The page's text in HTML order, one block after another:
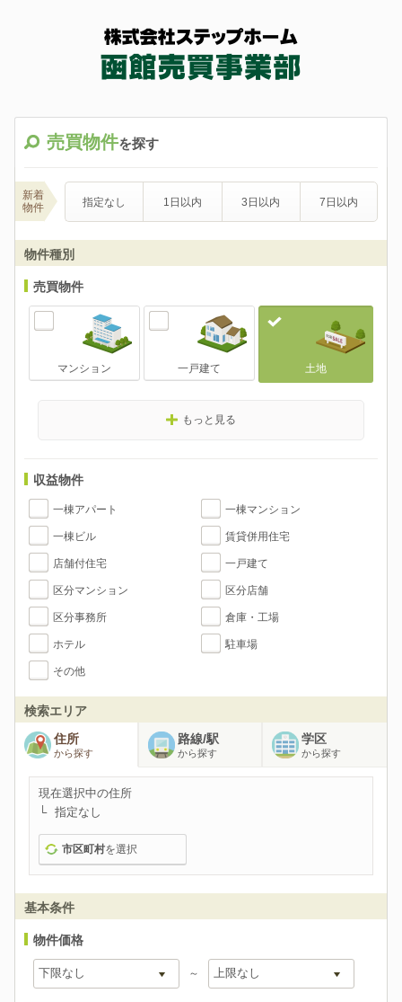
売買物件を探す
新着
物件
指定なし 1日以内 3日以内 7日以内
物件種別
売買物件
マンション 一戸建て 土地
もっと見る
収益物件
一棟アパート 一棟マンション
一棟ビル 賃貸併用住宅
店舗付住宅 一戸建て
区分マンション 区分店舗
区分事務所 倉庫・工場
ホテル 駐車場
その他
検索エリア
住所
から探す
路線/駅
から探す
学区
から探す
現在選択中の住所
指定なし
市区町村を選択
基本条件
物件価格
～